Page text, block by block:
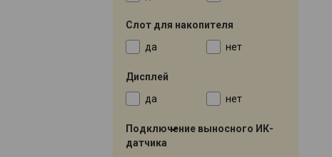
Слот для накопителя
да
нет
Дисплей
да
нет
Подключение выносного ИК-
датчика